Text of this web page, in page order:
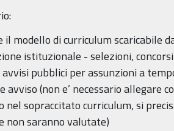
modello di curriculum scaricabile
istituzionale - selezioni,
pubblici per assunzioni a
avviso (non e’ necessario allegare
nel sopraccitato curriculum, si
non saranno valutate)